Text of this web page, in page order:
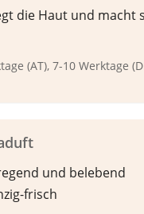
die Haut und macht
(AT), 7-10 Werktage
und belebend
frisch